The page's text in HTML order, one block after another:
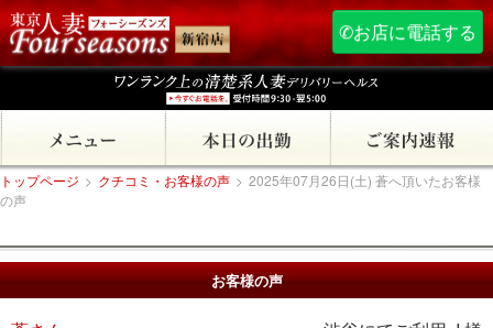
✆お店に電話する
トップページ > クチコミ・お客様の声 > 2025年07月26日(土) 蒼へ頂いたお客様
の声
お客様の声